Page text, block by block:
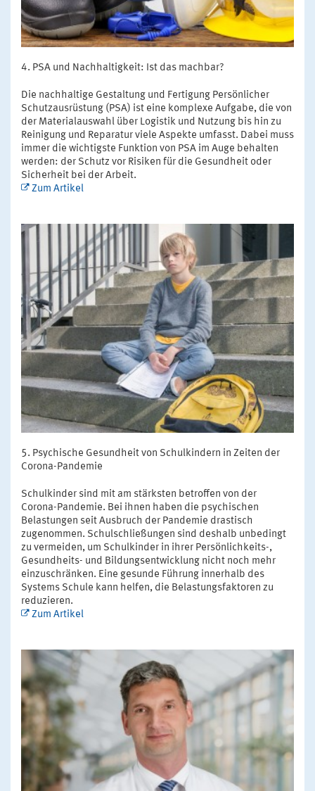
PSA und Nachhaltigkeit: Ist das machbar?
Die nachhaltige Gestaltung und Fertigung Persönlicher
Schutzausrüstung (PSA) ist eine komplexe Aufgabe, die von
der Materialauswahl über Logistik und Nutzung bis hin zu
Reinigung und Reparatur viele Aspekte umfasst. Dabei muss
immer die wichtigste Funktion von PSA im Auge behalten
werden: der Schutz vor Risiken für die Gesundheit oder
Sicherheit bei der Arbeit.
Zum Artikel
Psychische Gesundheit von Schulkindern in Zeiten der
Corona-Pandemie
Schulkinder sind mit am stärksten betroffen von der
Corona-Pandemie. Bei ihnen haben die psychischen
Belastungen seit Ausbruch der Pandemie drastisch
zugenommen. Schulschließungen sind deshalb unbedingt
zu vermeiden, um Schulkinder in ihrer Persönlichkeits-,
Gesundheits- und Bildungsentwicklung nicht noch mehr
einzuschränken. Eine gesunde Führung innerhalb des
Systems Schule kann helfen, die Belastungsfaktoren zu
reduzieren.
Zum Artikel